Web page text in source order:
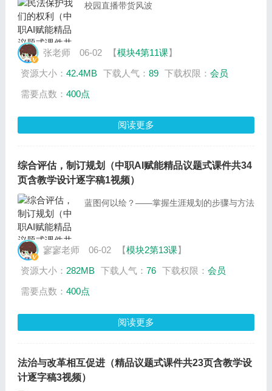
校园直播带货风波
张老师 06-02 【模块4第11课】
资源大小： 42.4MB 下载人气： 89 下载权限： 会员
需要点数： 400点
阅读更多
综合评估，制订规划（中职AI赋能精品议题式课件共34
页含教学设计逐字稿1视频）
蓝图何以绘？——掌握生涯规划的步骤与方法
寥寥老师 06-02 【模块2第13课】
资源大小： 282MB 下载人气： 76 下载权限： 会员
需要点数： 400点
阅读更多
法治与改革相互促进（精品议题式课件共23页含教学设
计逐字稿3视频）